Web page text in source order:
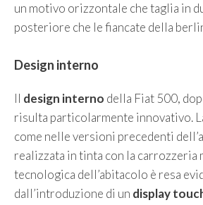
un motivo orizzontale che taglia in
posteriore che le fiancate della
Design interno
Il design interno della Fiat 500,
risulta particolarmente innovativo.
come nelle versioni precedenti
realizzata in tinta con la carrozzeria
tecnologica dell’abitacolo è resa
dall’introduzione di un display